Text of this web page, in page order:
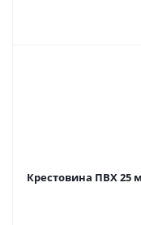
Крестовина ПВХ 25